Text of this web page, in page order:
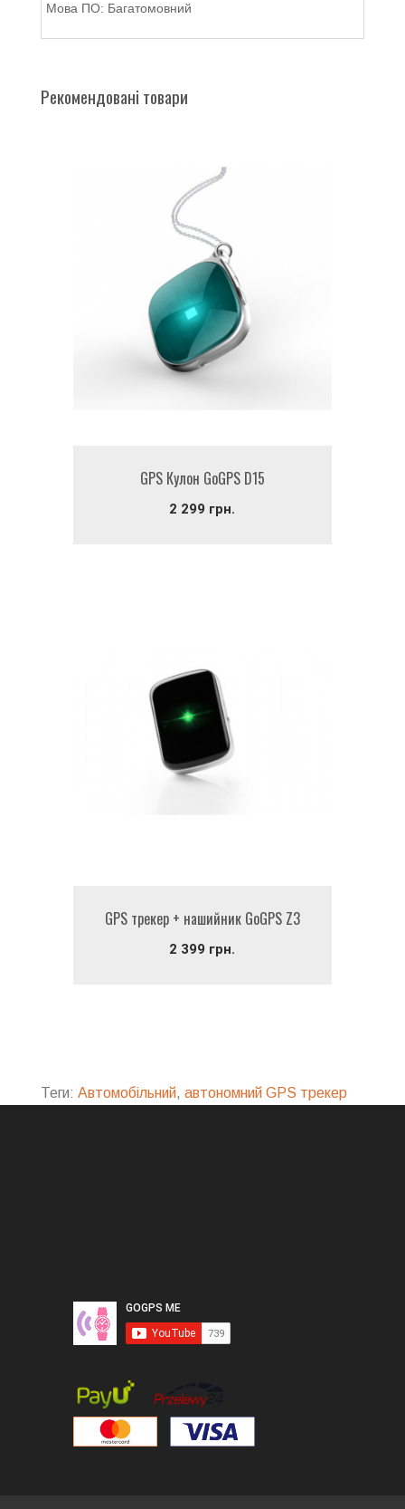
Мова ПО: Багатомовний
Рекомендовані товари
GPS Кулон GoGPS D15
2 299 грн.
GPS трекер + нашийник GoGPS Z3
2 399 грн.
Теги: Автомобільний, автономний GPS трекер